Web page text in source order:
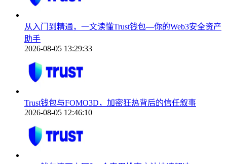
从入门到精通，一文读懂Trust钱包—你的Web3安全资产
助手
2026-08-05 13:29:33
Trust钱包与FOMO3D，加密狂热背后的信任叙事
2026-08-05 12:46:10